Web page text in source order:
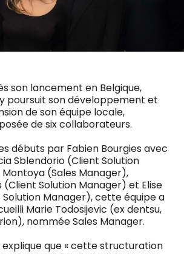
son lancement en Belgique,
poursuit son développement et
de son équipe locale,
de six collaborateurs.
débuts par Fabien Bourgies avec
Sblendorio (Client Solution
(Sales Manager),
(Client Solution Manager) et Elise
Manager), cette équipe a
Marie Todosijevic (ex dentsu,
nommée Sales Manager.
explique que « cette structuration
DIGITAL :
Freemium
access
MM e - News
MM Brunch
MM Tech
MM Best of
Research
MM Blue
MM Magazine
(digital)